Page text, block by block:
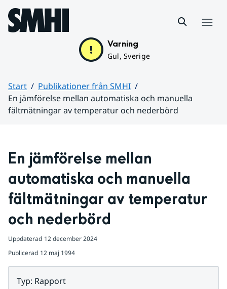
Hoppa till sidans innehåll
Varning
Gul, Sverige
Start
Publikationer från SMHI
En jämförelse mellan automatiska och manuella
fältmätningar av temperatur och nederbörd
En jämförelse mellan
automatiska och manuella
fältmätningar av temperatur
och nederbörd
Uppdaterad 12 december 2024
Publicerad 12 maj 1994
Typ: Rapport